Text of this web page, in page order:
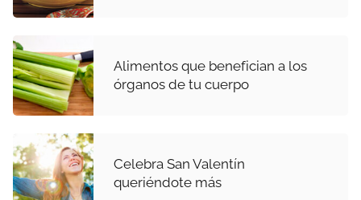
Alimentos que benefician a los
órganos de tu cuerpo
Celebra San Valentín
queriéndote más